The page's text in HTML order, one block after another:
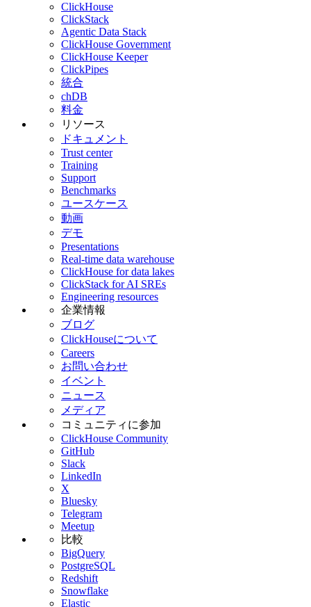
ClickHouse
ClickStack
Agentic Data Stack
ClickHouse Government
ClickHouse Keeper
ClickPipes
統合
chDB
料金
リソース
ドキュメント
Trust center
Training
Support
Benchmarks
ユースケース
動画
デモ
Presentations
Real-time data warehouse
ClickHouse for data lakes
ClickStack for AI SREs
Engineering resources
企業情報
ブログ
ClickHouseについて
Careers
お問い合わせ
イベント
ニュース
メディア
コミュニティに参加
ClickHouse Community
GitHub
Slack
LinkedIn
X
Bluesky
Telegram
Meetup
比較
BigQuery
PostgreSQL
Redshift
Snowflake
Elastic